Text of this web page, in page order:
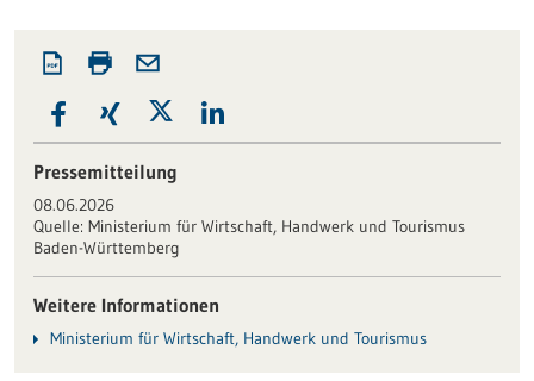
Pressemitteilung
08.06.2026
Quelle: Ministerium für Wirtschaft, Handwerk und Tourismus
Baden-Württemberg
Weitere Informationen
Ministerium für Wirtschaft, Handwerk und Tourismus